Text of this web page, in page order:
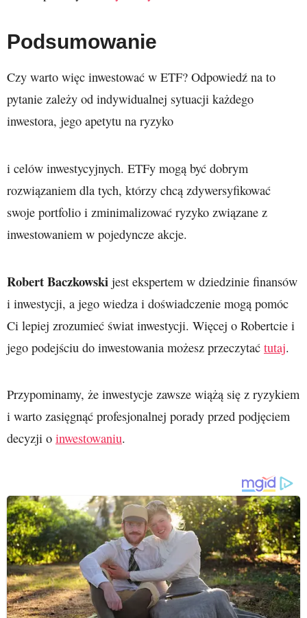
Podsumowanie
Czy warto więc inwestować w ETF? Odpowiedź na to
pytanie zależy od indywidualnej sytuacji każdego
inwestora, jego apetytu na ryzyko
i celów inwestycyjnych. ETFy mogą być dobrym
rozwiązaniem dla tych, którzy chcą zdywersyfikować
swoje portfolio i zminimalizować ryzyko związane z
inwestowaniem w pojedyncze akcje.
Robert Baczkowski jest ekspertem w dziedzinie finansów
i inwestycji, a jego wiedza i doświadczenie mogą pomóc
Ci lepiej zrozumieć świat inwestycji. Więcej o Robertcie i
jego podejściu do inwestowania możesz przeczytać tutaj.
Przypominamy, że inwestycje zawsze wiążą się z ryzykiem
i warto zasięgnąć profesjonalnej porady przed podjęciem
decyzji o inwestowaniu.